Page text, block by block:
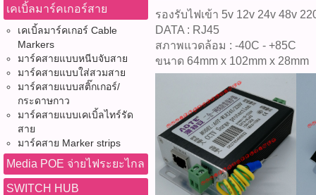
เคเบิ้ลมาร์คเกอร์สาย
เคเบิ้ลมาร์คเกอร์ Cable
Markers
มาร์คสายแบบหนีบจับสาย
มาร์คสายแบบใส่สวมสาย
มาร์คสายแบบสติ๊กเกอร์/
กระดาษกาว
มาร์คสายแบบเคเบิ้ลไทร์รัด
สาย
มาร์คสาย Marker strips
Media POE จ่ายไฟระยะไกล
SWITCH HUB
รองรับไฟเข้า 5v 12v 24v 48v
DATA : RJ45
สภาพแวดล้อม : -40C - +85C
ขนาด 64mm x 102mm x 28mm